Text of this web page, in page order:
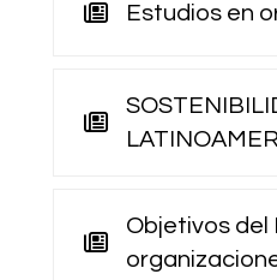
Estudios en
Objetivos del